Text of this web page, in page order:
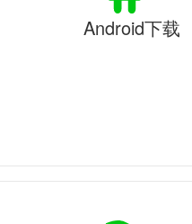
Android下载